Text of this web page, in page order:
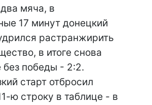
мяча, в
17 минут донецкий
растранжирить
в итоге снова
без победы - 2:2.
старт отбросил
ю строку в таблице - в